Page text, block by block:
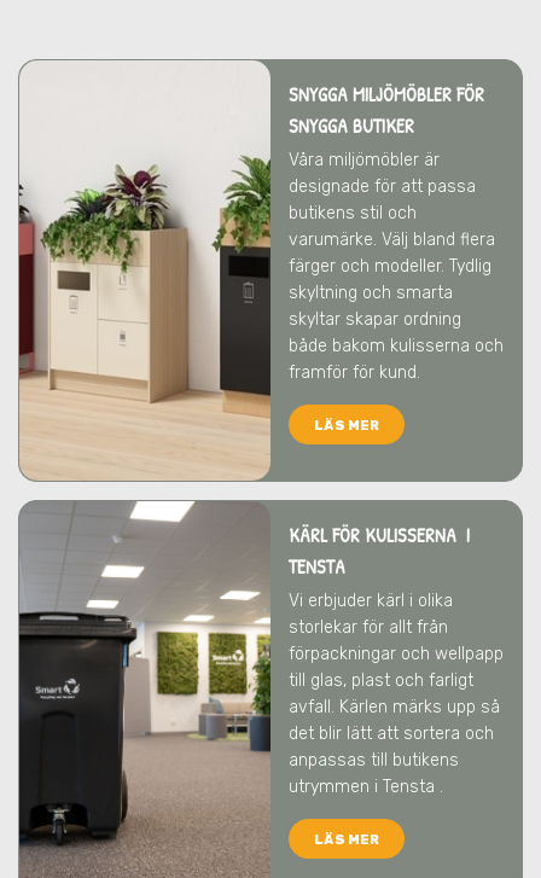
SNYGGA MILJÖMÖBLER FÖR
SNYGGA BUTIKER
Våra miljömöbler är
designade för att passa
butikens stil och
varumärke. Välj bland flera
färger och modeller. Tydlig
skyltning och smarta
skyltar skapar ordning
både bakom kulisserna och
framför för kund.
LÄS MER
KÄRL FÖR KULISSERNA I
TENSTA
Vi erbjuder kärl i olika
storlekar för allt från
förpackningar och wellpapp
till glas, plast och farligt
avfall. Kärlen märks upp så
det blir lätt att sortera och
anpassas till butikens
utrymmen i Tensta .
LÄS MER